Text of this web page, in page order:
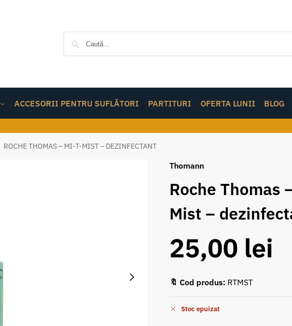
ACCESORII PENTRU SUFLĂTORI PARTITURI OFERTA LUNII BLOG
ROCHE THOMAS – MI-T-MIST – DEZINFECTANT
Thomann
Roche Thomas
Mist –
25,00 lei
🔖 Cod produs: RTMST
Stoc epuizat